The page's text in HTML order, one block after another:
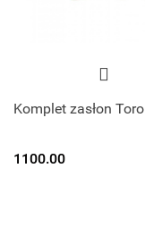
Komplet zasłon Toro
1100.00